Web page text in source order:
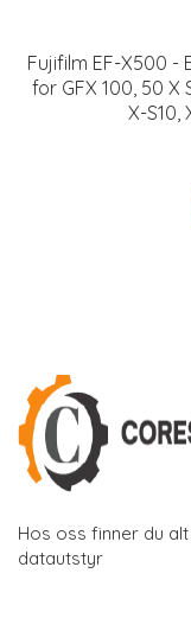
Fujifilm EF-X500
for GFX 100, 50 X
X-S10,
Hos oss finner du
datautstyr